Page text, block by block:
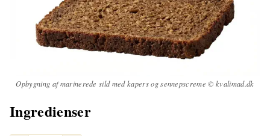
Opbygning af marinerede sild med kapers og sennepscreme © kvalimad.dk
Ingredienser